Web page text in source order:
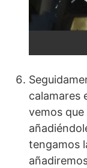
calamares
vemos
tengamos